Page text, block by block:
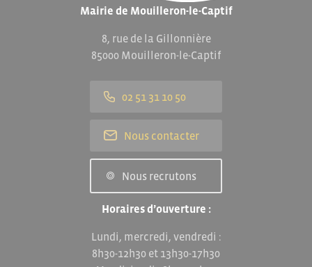
Mairie de Mouilleron-le-Captif
8, rue de la Gillonnière
85000 Mouilleron-le-Captif
02 51 31 10 50
Nous contacter
Nous recrutons
Horaires d’ouverture :
Lundi, mercredi, vendredi :
8h30-12h30 et 13h30-17h30